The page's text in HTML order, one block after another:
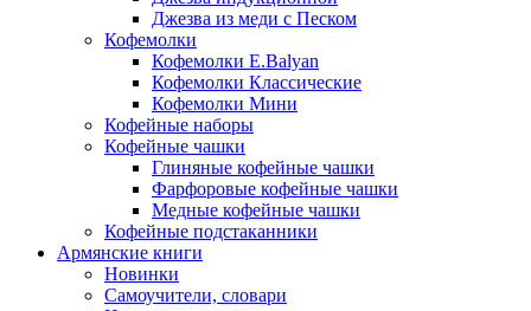
Джезва из меди с Песком
Кофемолки
Кофемолки E.Balyan
Кофемолки Классические
Кофемолки Мини
Кофейные наборы
Кофейные чашки
Глиняные кофейные чашки
Фарфоровые кофейные чашки
Медные кофейные чашки
Кофейные подстаканники
Армянские книги
Новинки
Самоучители, словари